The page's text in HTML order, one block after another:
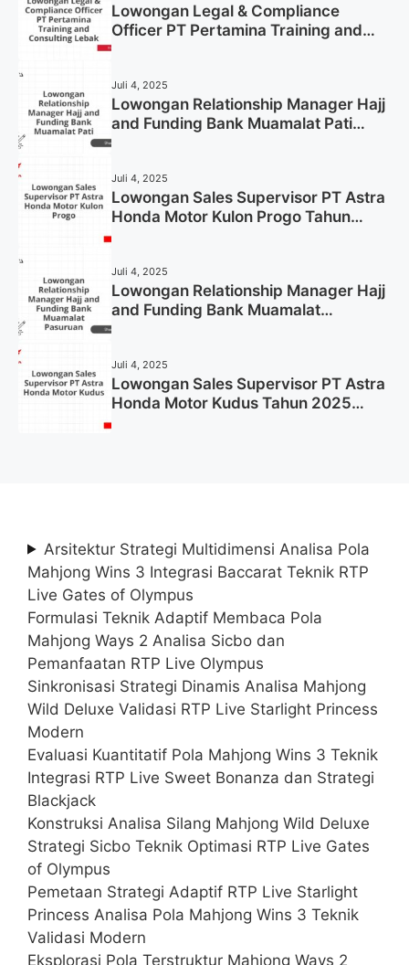
Lowongan Legal & Compliance
Officer PT Pertamina Training and
Juli 4, 2025
Lowongan Relationship Manager Hajj
and Funding Bank Muamalat Pati
Juli 4, 2025
Lowongan Sales Supervisor PT Astra
Honda Motor Kulon Progo Tahun
Juli 4, 2025
Lowongan Relationship Manager Hajj
and Funding Bank Muamalat
Juli 4, 2025
Lowongan Sales Supervisor PT Astra
Honda Motor Kudus Tahun 2025
Arsitektur Strategi Multidimensi Analisa Pola
Mahjong Wins 3 Integrasi Baccarat Teknik RTP
Live Gates of Olympus
Formulasi Teknik Adaptif Membaca Pola
Mahjong Ways 2 Analisa Sicbo dan
Pemanfaatan RTP Live Olympus
Sinkronisasi Strategi Dinamis Analisa Mahjong
Wild Deluxe Validasi RTP Live Starlight Princess
Modern
Evaluasi Kuantitatif Pola Mahjong Wins 3 Teknik
Integrasi RTP Live Sweet Bonanza dan Strategi
Blackjack
Konstruksi Analisa Silang Mahjong Wild Deluxe
Strategi Sicbo Teknik Optimasi RTP Live Gates
of Olympus
Pemetaan Strategi Adaptif RTP Live Starlight
Princess Analisa Pola Mahjong Wins 3 Teknik
Validasi Modern
Eksplorasi Pola Terstruktur Mahjong Ways 2